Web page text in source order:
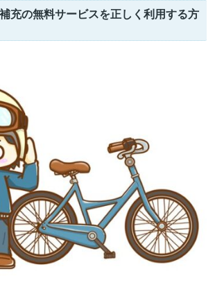
充の無料サービスを正しく利用する方